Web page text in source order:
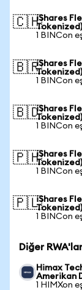
🇨🇭iShares
1 BINCon
🇧🇷iShares
1 BINCon
🇧🇩iShares
1 BINCon
🇵🇭iShares
1 BINCon
🇵🇱iShares
1 BINCon
Diğer
Himax
Amerikan
1 HIMXon